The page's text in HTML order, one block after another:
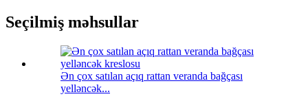
Seçilmiş məhsullar
Ən çox satılan açıq rattan veranda bağçası
yelləncək...